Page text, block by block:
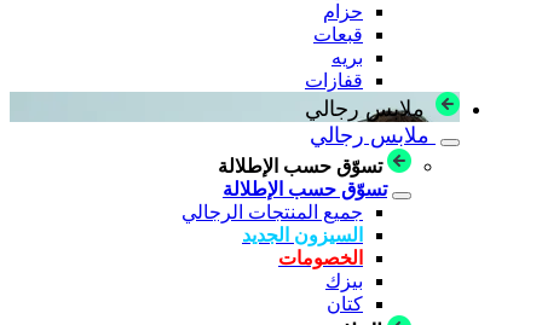
حزام
قبعات
بريه
قفازات
ملابس رجالي
ملابس رجالي
تسوّق حسب الإطلالة
تسوّق حسب الإطلالة
جميع المنتجات الرجالي
السيزون الجديد
الخصومات
بيزك
كتان